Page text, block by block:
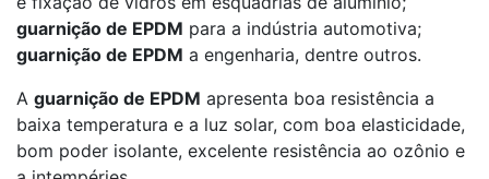
guarnição de EPDM para a indústria automotiva;
guarnição de EPDM a engenharia, dentre outros.
A guarnição de EPDM apresenta boa resistência a
baixa temperatura e a luz solar, com boa elasticidade,
bom poder isolante, excelente resistência ao ozônio e